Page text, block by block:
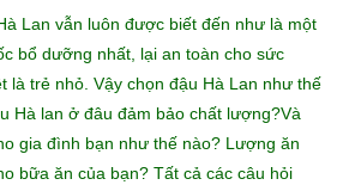
Lan vẫn luôn được biết đến như là một
bổ dưỡng nhất, lại an toàn cho sức
là trẻ nhỏ. Vậy chọn đậu Hà Lan như thế
Hà lan ở đâu đảm bảo chất lượng?Và
gia đình bạn như thế nào? Lượng ăn
bữa ăn của bạn? Tất cả các câu hỏi